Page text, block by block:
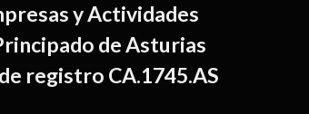
y Actividades
de Asturias
registro CA.1745.AS